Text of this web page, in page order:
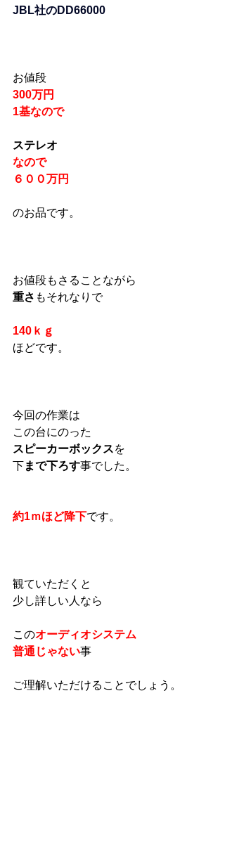
JBL社のDD66000
お値段
300万円
1基なので
ステレオ
なので
６００万円
のお品です。
お値段もさることながら
重さ もそれなりで
140ｋｇ
ほどです。
今回の作業は
この台にのった
スピーカーボックスを
下まで下ろす事でした。
約1ｍほど降下です。
観ていただくと
少し詳しい人なら
このオーディオシステム
普通じゃない事
ご理解いただけることでしょう。